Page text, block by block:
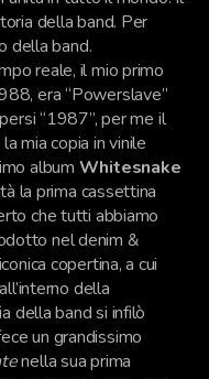
della band. Per
della band.
reale, il mio primo
era “Powerslave”
“1987”, per me il
mia copia in vinile
album Whitesnake
la prima cassettina
che tutti abbiamo
nel denim &
copertina, a cui
della
della band si infilò
un grandissimo
nella sua prima